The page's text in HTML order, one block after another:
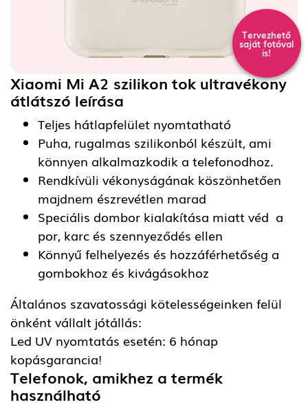
Tervezhető
saját fotóval
is!
Xiaomi Mi A2 szilikon tok ultravékony
átlátszó leírása
Teljes hátlapfelület nyomtatható
Puha, rugalmas szilikonból készült, ami
könnyen alkalmazkodik a telefonodhoz.
Rendkívüli vékonyságának köszönhetően
majdnem észrevétlen marad
Speciális dombor kialakítása miatt véd a
por, karc és szennyeződés ellen
Könnyű felhelyezés és hozzáférhetőség a
gombokhoz és kivágásokhoz
Általános szavatossági kötelességeinken felül
önként vállalt jótállás:
Led UV nyomtatás esetén: 6 hónap
kopásgarancia!
Telefonok, amikhez a termék
használható